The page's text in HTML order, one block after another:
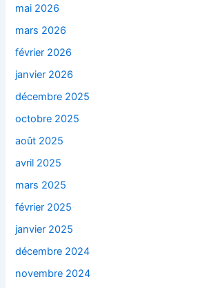
mai 2026
mars 2026
février 2026
janvier 2026
décembre 2025
octobre 2025
août 2025
avril 2025
mars 2025
février 2025
janvier 2025
décembre 2024
novembre 2024